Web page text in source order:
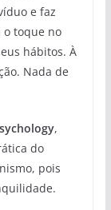
e faz
o toque no
hábitos. À
Nada de
,
do
pois